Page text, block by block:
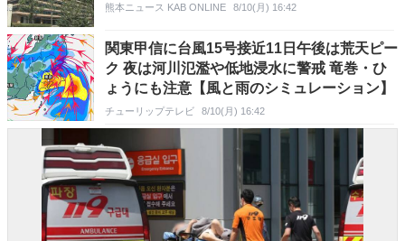
熊本ニュース KAB ONLINE 8/10(月) 16:42
関東甲信に台風15号接近11日午後は荒天ピー
ク 夜は河川氾濫や低地浸水に警戒 竜巻・ひ
ょうにも注意【風と雨のシミュレーション】
チューリップテレビ 8/10(月) 16:42